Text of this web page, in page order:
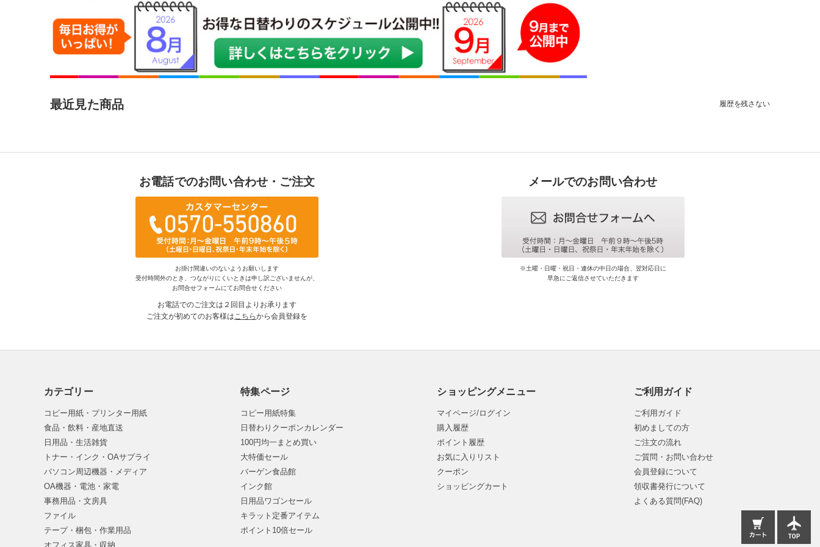
最近見た商品 履歴を残さない
お電話でのお問い合わせ・ご注文
お掛け間違いのないようお願いします
受付時間外のとき、つながりにくいときは申し訳ございませんが、
お問合せフォームにてお問合せください
お電話でのご注文は２回目よりお承ります
ご注文が初めてのお客様は こちらから会員登録を
メールでのお問い合わせ
※土曜・日曜・祝日・連休の中日の場合、翌対応日に
早急にご返信させていただきます
カテゴリー
コピー用紙・プリンター用紙
食品・飲料・産地直送
日用品・生活雑貨
トナー・インク・OAサプライ
パソコン周辺機器・メディア
OA機器・電池・家電
事務用品・文房具
ファイル
テープ・梱包・作業用品
オフィス家具・収納
特集ページ
コピー用紙特集
日替わりクーポンカレンダー
100円均一まとめ買い
大特価セール
バーゲン食品館
インク館
日用品ワゴンセール
キラット定番アイテム
ポイント10倍セール
ショッピングメニュー
マイページ/ログイン
購入履歴
ポイント履歴
お気に入りリスト
クーポン
ショッピングカート
ご利用ガイド
ご利用ガイド
初めましての方
ご注文の流れ
ご質問・お問い合わせ
会員登録について
領収書発行について
よくある質問(FAQ)